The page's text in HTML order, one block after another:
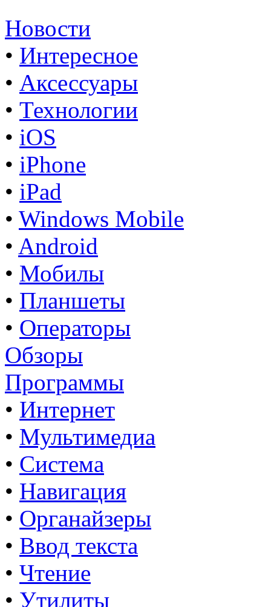
Новости
• Интересное
• Аксессуары
• Технологии
• iOS
• iPhone
• iPad
• Windows Mobile
• Android
• Мобилы
• Планшеты
• Операторы
Обзоры
Программы
• Интернет
• Мультимедиа
• Система
• Навигация
• Органайзеры
• Ввод текста
• Чтение
• Утилиты